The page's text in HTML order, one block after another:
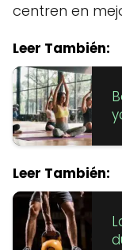
centren en
Leer También:
Leer También: